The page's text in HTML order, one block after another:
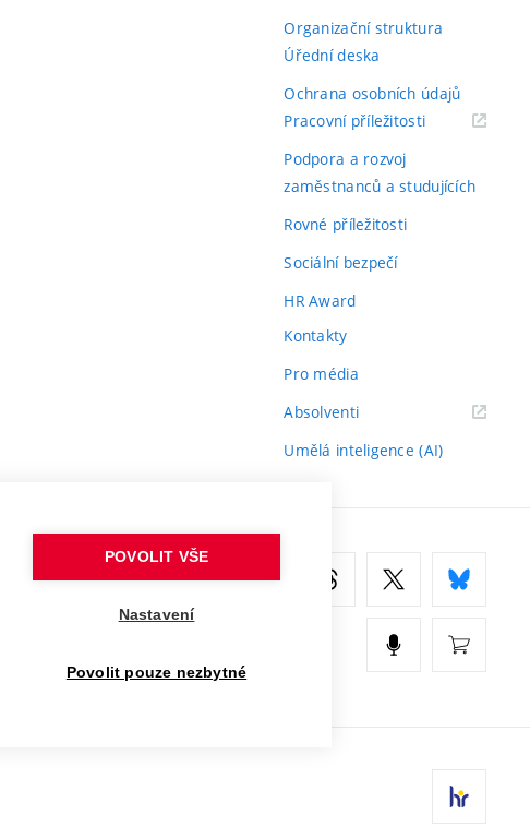
Organizační struktura
Úřední deska
Ochrana osobních údajů
Pracovní příležitosti(externí
Podpora a rozvoj
zaměstnanců a studujících
Rovné příležitosti
Sociální bezpečí
HR Award
Kontakty
Pro média
Absolventi(externí
Umělá inteligence (AI)
POVOLIT VŠE
Nastavení
Povolit pouze nezbytné